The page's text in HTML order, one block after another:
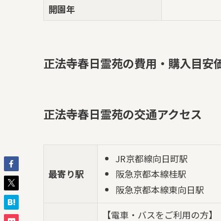
開園年
正法寺春日霊苑の費用・購入目安
正法寺春日霊苑の交通アクセス
最寄り駅
JR京都線向日町駅
阪急京都本線桂駅
阪急京都本線東向日駅
【電車・バスをご利用の方】